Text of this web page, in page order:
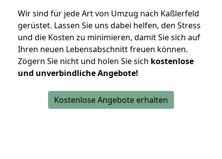
Wir sind für jede Art von Umzug nach Kaßlerfeld
gerüstet. Lassen Sie uns dabei helfen, den Stress
und die Kosten zu minimieren, damit Sie sich auf
Ihren neuen Lebensabschnitt freuen können.
Zögern Sie nicht und holen Sie sich kostenlose
und unverbindliche Angebote!
Kostenlose Angebote erhalten